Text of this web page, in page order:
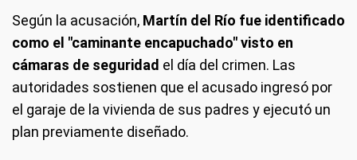
Según la acusación, Martín del Río fue identificado
como el "caminante encapuchado" visto en
cámaras de seguridad el día del crimen. Las
autoridades sostienen que el acusado ingresó por
el garaje de la vivienda de sus padres y ejecutó un
plan previamente diseñado.